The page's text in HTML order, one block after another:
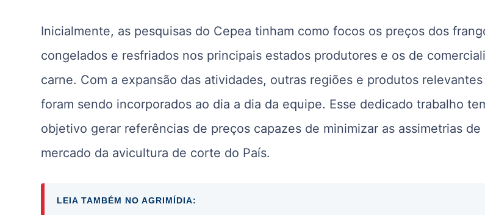
Inicialmente, as pesquisas do Cepea tinham como focos os preços dos
congelados e resfriados nos principais estados produtores e os de
carne. Com a expansão das atividades, outras regiões e produtos
foram sendo incorporados ao dia a dia da equipe. Esse dedicado trabalho
objetivo gerar referências de preços capazes de minimizar as assimetrias
mercado da avicultura de corte do País.
LEIA TAMBÉM NO AGRIMÍDIA: